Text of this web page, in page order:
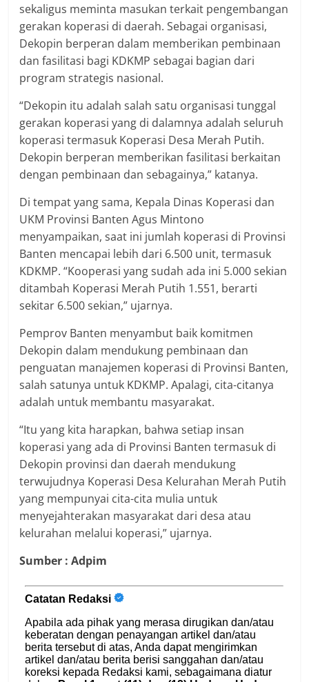
sekaligus meminta masukan terkait pengembangan
gerakan koperasi di daerah. Sebagai organisasi,
Dekopin berperan dalam memberikan pembinaan
dan fasilitasi bagi KDKMP sebagai bagian dari
program strategis nasional.
“Dekopin itu adalah salah satu organisasi tunggal
gerakan koperasi yang di dalamnya adalah seluruh
koperasi termasuk Koperasi Desa Merah Putih.
Dekopin berperan memberikan fasilitasi berkaitan
dengan pembinaan dan sebagainya,” katanya.
Di tempat yang sama, Kepala Dinas Koperasi dan
UKM Provinsi Banten Agus Mintono
menyampaikan, saat ini jumlah koperasi di Provinsi
Banten mencapai lebih dari 6.500 unit, termasuk
KDKMP. “Kooperasi yang sudah ada ini 5.000 sekian
ditambah Koperasi Merah Putih 1.551, berarti
sekitar 6.500 sekian,” ujarnya.
Pemprov Banten menyambut baik komitmen
Dekopin dalam mendukung pembinaan dan
penguatan manajemen koperasi di Provinsi Banten,
salah satunya untuk KDKMP. Apalagi, cita-citanya
adalah untuk membantu masyarakat.
“Itu yang kita harapkan, bahwa setiap insan
koperasi yang ada di Provinsi Banten termasuk di
Dekopin provinsi dan daerah mendukung
terwujudnya Koperasi Desa Kelurahan Merah Putih
yang mempunyai cita-cita mulia untuk
menyejahterakan masyarakat dari desa atau
kelurahan melalui koperasi,” ujarnya.
Sumber : Adpim